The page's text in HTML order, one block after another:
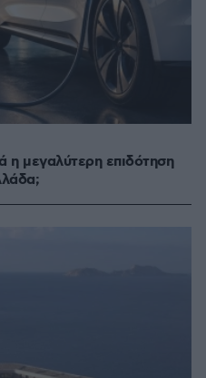
η μεγαλύτερη επιδότηση